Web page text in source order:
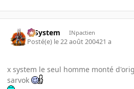
X-System INpactien
Posté(e) le 22 août 200421 a
x system le seul homme monté
sarvok